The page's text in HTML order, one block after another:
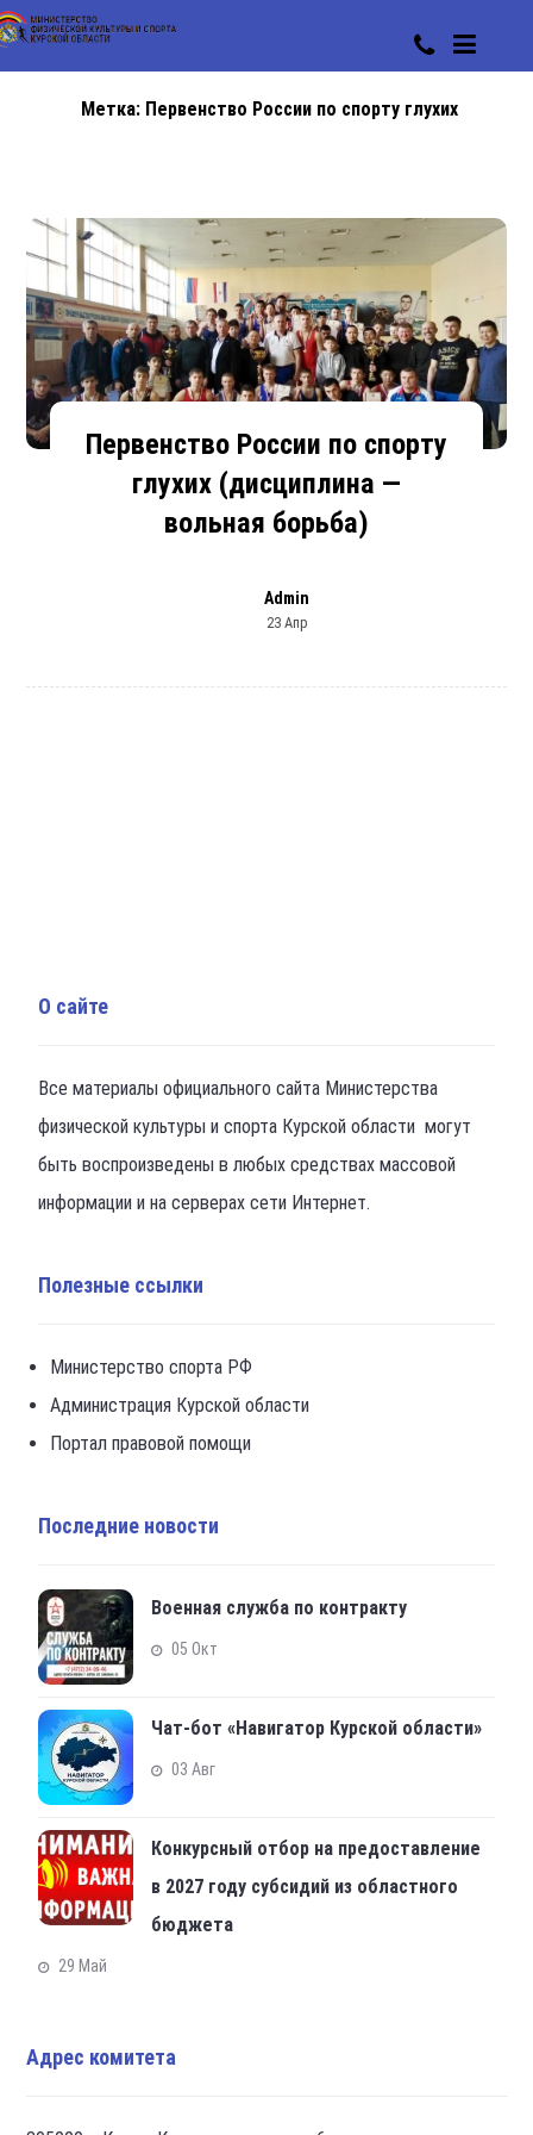
Метка: Первенство России по спорту глухих
Первенство России по спорту
глухих (дисциплина —
вольная борьба)
Admin
23 Апр
О сайте
Все материалы официального сайта Министерства
физической культуры и спорта Курской области могут
быть воспроизведены в любых средствах массовой
информации и на серверах сети Интернет.
Полезные ссылки
Министерство спорта РФ
Администрация Курской области
Портал правовой помощи
Последние новости
Военная служба по контракту
05 Окт
Чат-бот «Навигатор Курской области»
03 Авг
Конкурсный отбор на предоставление
в 2027 году субсидий из областного
бюджета
29 Май
Адрес комитета